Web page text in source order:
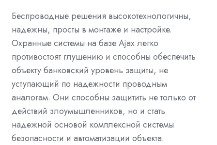
Беспроводные решения высокотехнологичны,
надежны, просты в монтаже и настройке.
Охранные системы на базе Ajax легко
противостоят глушению и способны обеспечить
объекту банковский уровень защиты, не
уступающий по надежности проводным
аналогам. Они способны защитить не только от
действий злоумышленников, но и стать
надежной основой комплексной системы
безопасности и автоматизации объекта.